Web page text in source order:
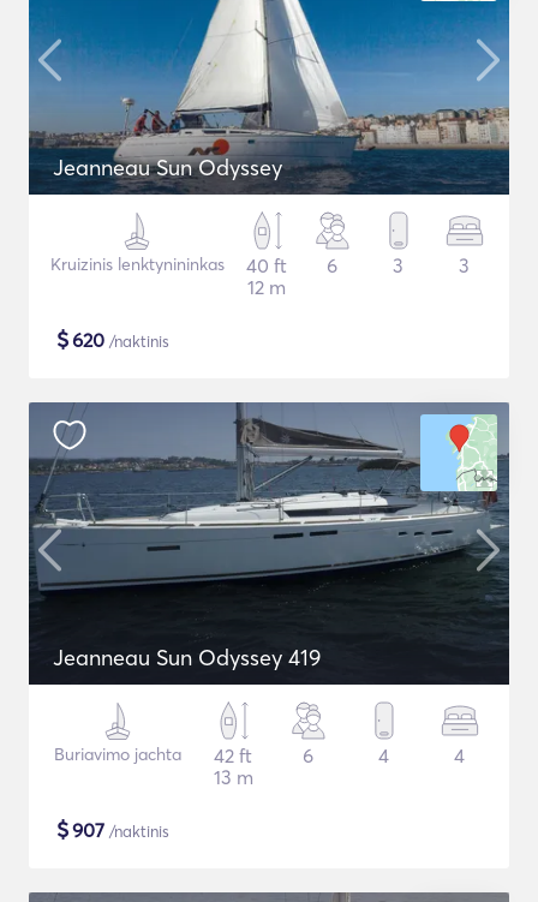
Jeanneau Sun Odyssey
Kruizinis lenktynininkas
40 ft
12 m
6 3 3
$620 /naktinis
Jeanneau Sun Odyssey 419
Buriavimo jachta
42 ft
13 m
6 4 4
$907 /naktinis